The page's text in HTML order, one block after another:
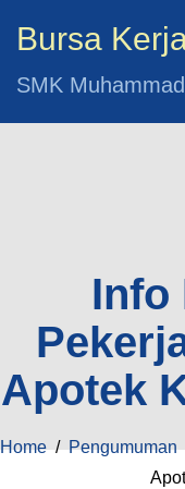
Bursa
SMK
Info
Apotek
Home/Pengumuman